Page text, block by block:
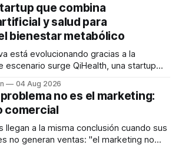
que combina
y salud para
bienestar metabólico
está evolucionando gracias a la
escenario surge QiHealth, una startup
inteligencia artificial y monitoreo
ayudar a las personas a tomar mejores
salud metabólica. Su propuesta busca
04 Aug 2026
no es el marketing:
comercial
llegan a la misma conclusión cuando sus
no generan ventas: "el marketing no